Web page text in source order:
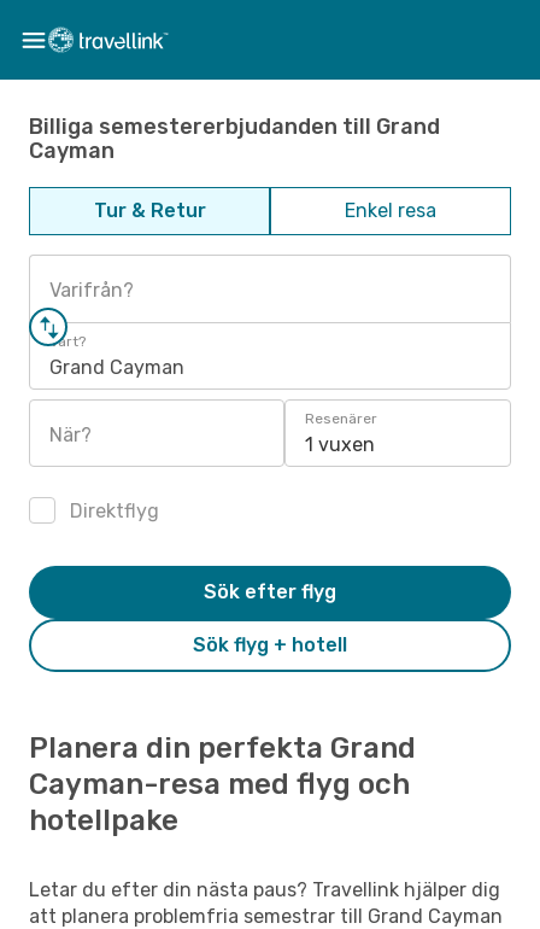
Billiga semestererbjudanden till Grand
Cayman
Tur & Retur Enkel resa
Varifrån?
Vart?
Grand Cayman
När?
Resenärer
1 vuxen
Direktflyg
Sök flyg + hotell
Sök efter flyg
Planera din perfekta Grand
Cayman-resa med flyg och
hotellpake
Letar du efter din nästa paus? Travellink hjälper dig
att planera problemfria semestrar till Grand Cayman